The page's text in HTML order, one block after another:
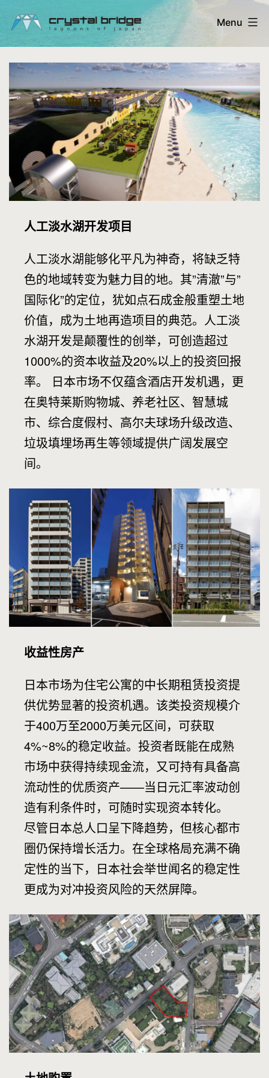
content
Crystal
Bridge
Ltd.
-
lagoons
of
Japan
Menu
人工淡水湖开发项目
人工淡水湖能够化平凡为神奇，将缺乏特
色的地域转变为魅力目的地。其”清澈”与”
国际化”的定位，犹如点石成金般重塑土地
价值，成为土地再造项目的典范。人工淡
水湖开发是颠覆性的创举，可创造超过
1000%的资本收益及20%以上的投资回报
率。 日本市场不仅蕴含酒店开发机遇，更
在奥特莱斯购物城、养老社区、智慧城
市、综合度假村、高尔夫球场升级改造、
垃圾填埋场再生等领域提供广阔发展空
间。
收益性房产
日本市场为住宅公寓的中长期租赁投资提
供优势显著的投资机遇。该类投资规模介
于400万至2000万美元区间，可获取
4%~8%的稳定收益。投资者既能在成熟
市场中获得持续现金流，又可持有具备高
流动性的优质资产——当日元汇率波动创
造有利条件时，可随时实现资本转化。
尽管日本总人口呈下降趋势，但核心都市
圈仍保持增长活力。在全球格局充满不确
定性的当下，日本社会举世闻名的稳定性
更成为对冲投资风险的天然屏障。